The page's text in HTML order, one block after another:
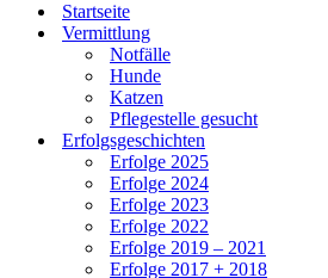
Startseite
Vermittlung
Notfälle
Hunde
Katzen
Pflegestelle gesucht
Erfolgsgeschichten
Erfolge 2025
Erfolge 2024
Erfolge 2023
Erfolge 2022
Erfolge 2019 – 2021
Erfolge 2017 + 2018